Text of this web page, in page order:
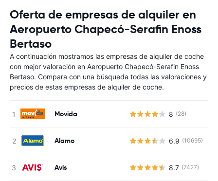
Oferta de empresas de alquiler en
Aeropuerto Chapecó-Serafin Enoss
Bertaso
A continuación mostramos las empresas de alquiler de coche
con mejor valoración en Aeropuerto Chapecó-Serafin Enoss
Bertaso. Compara con una búsqueda todas las valoraciones y
precios de estas empresas de alquiler de coche.
Movida 8 (28)
Alamo 6.9 (10695)
Avis 8.7 (7427)